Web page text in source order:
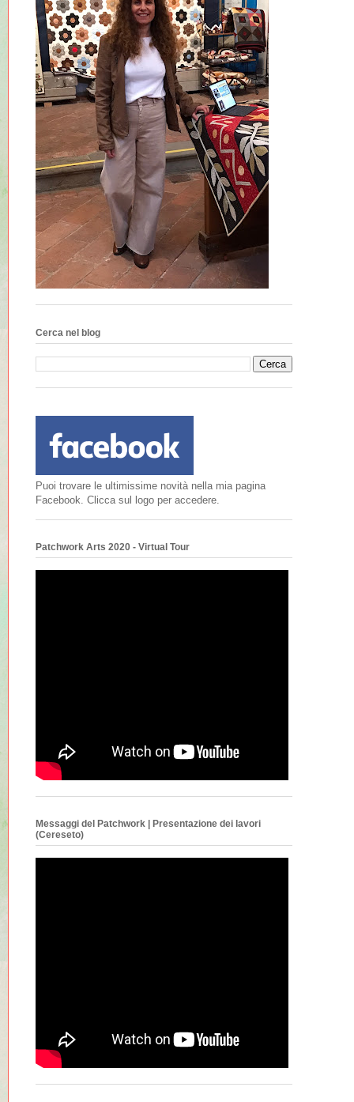
Cerca nel blog
Puoi trovare le ultimissime novità nella mia pagina
Facebook. Clicca sul logo per accedere.
Patchwork Arts 2020 - Virtual Tour
Messaggi del Patchwork | Presentazione dei lavori
(Cereseto)